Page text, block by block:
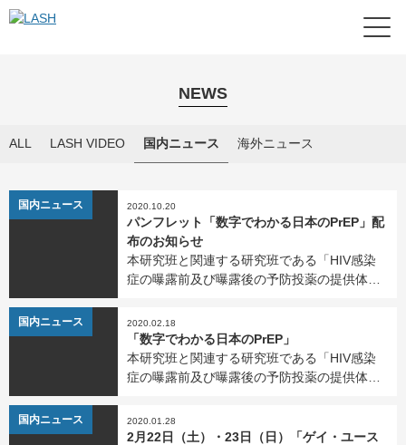
NEWS
ALL LASH VIDEO 国内ニュース 海外ニュース
NEWS
国内ニュース 2020.10.20
パンフレット「数字でわかる日本のPrEP」配
布のお知らせ
本研究班と関連する研究班である「HIV感染
症の曝露前及び曝露後の予防投薬の提供体制
（国立研究開発法人国立国際医療研究センタ
ー））が、パンフレット「数字でわかる日本
のPrEP」を発行し […]
NEWS
国内ニュース 2020.02.18
「数字でわかる日本のPrEP」
本研究班と関連する研究班である「HIV感染
症の曝露前及び曝露後の予防投薬の提供体制
（国立研究開発法人国立国際医療研究センタ
ー））が、「数字でわかる日本のPrEP」を公
NEWS
国内ニュース 2020.01.28
2月22日（土）・23日（日）「ゲイ・ユース